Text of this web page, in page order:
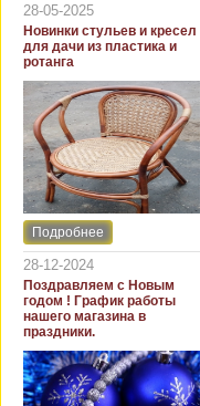
28-05-2025
Новинки стульев и кресел
для дачи из пластика и
ротанга
Интернет-магазин "Кровать
и диван" представляет
новинки стульев и кресел
для дачи. В ассортименте
представлены как
бюджетные модели из
пластика для дачи, так и
кресла для загородных
домов из натурального и
искусственного ротанга.
Подробнее
28-12-2024
Поздравляем с Новым
годом ! График работы
нашего магазина в
праздники.